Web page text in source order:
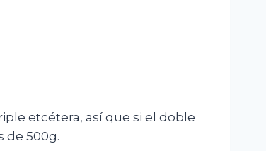
etcétera, así que si el doble
de 500g.